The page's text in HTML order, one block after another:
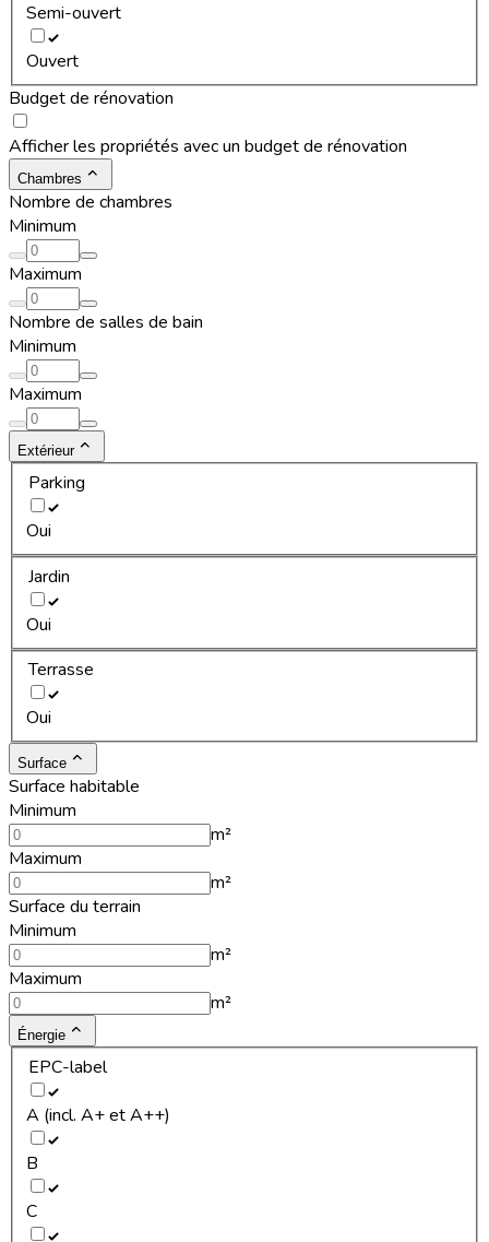
Semi-ouvert
Ouvert
Budget de rénovation
Afficher les propriétés avec un budget de rénovation
Chambres
Nombre de chambres
Minimum
Maximum
Nombre de salles de bain
Minimum
Maximum
Extérieur
Parking
Oui
Jardin
Oui
Terrasse
Oui
Surface
Surface habitable
Minimum
m²
Maximum
m²
Surface du terrain
Minimum
m²
Maximum
m²
Énergie
EPC-label
A (incl. A+ et A++)
B
C